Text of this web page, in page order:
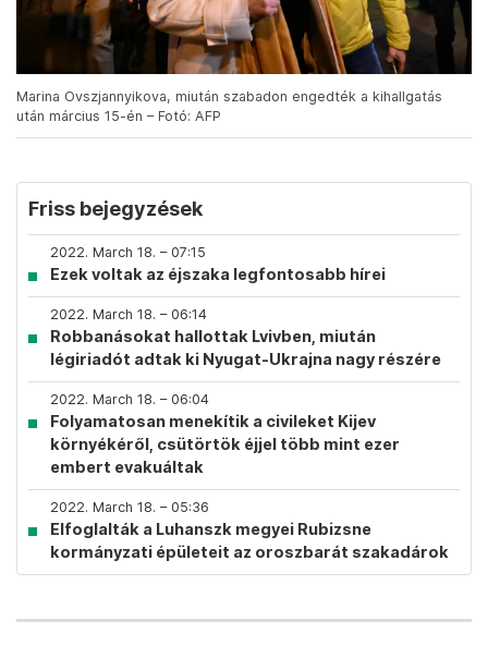
Marina Ovszjannyikova, miután szabadon engedték a kihallgatás
után március 15-én – Fotó: AFP
Friss bejegyzések
2022. March 18. – 07:15
Ezek voltak az éjszaka legfontosabb hírei
2022. March 18. – 06:14
Robbanásokat hallottak Lvivben, miután
légiriadót adtak ki Nyugat-Ukrajna nagy részére
2022. March 18. – 06:04
Folyamatosan menekítik a civileket Kijev
környékéről, csütörtök éjjel több mint ezer
embert evakuáltak
2022. March 18. – 05:36
Elfoglalták a Luhanszk megyei Rubizsne
kormányzati épületeit az oroszbarát szakadárok